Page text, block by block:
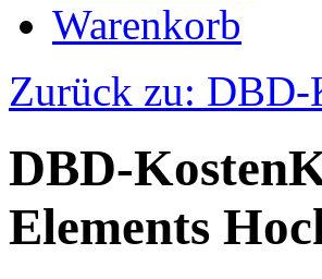
Warenkorb
Zurück zu:
DBD-
Elements